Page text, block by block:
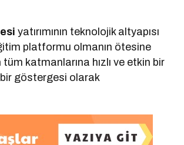
yatırımının teknolojik altyapısı
platformu olmanın ötesine
katmanlarına hızlı ve etkin bir
göstergesi olarak